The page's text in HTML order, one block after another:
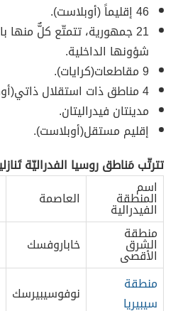
46 إقليماً (أوبلاست).
21 جمهورية، تتمتّع كلٌّ منها
شؤونها الداخلية.
9 مقاطعات(كرايات).
4 مناطق ذات استقلال ذاتي(أوكروجات).
مدينتان فيدراليتان.
إقليم مستقل(أوبلاست).
تترتّب مَناطق روسيا الفدراليّة
اسم
المنطقة
الفيدرالية
العاصمة
منطقة
الشرق
الأقصى
خاباروفسك
منطقة
سيبيريا
نوفوسيبيرسك